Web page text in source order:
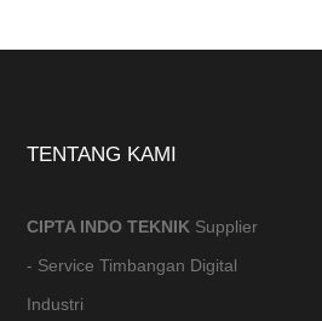
TENTANG KAMI
CIPTA INDO TEKNIK Supplier
- Service Timbangan Digital
Industri